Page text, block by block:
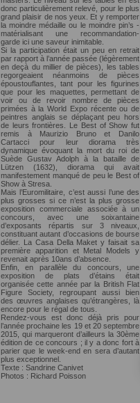
donc particulièrement relevé, pour le plus
grand plaisir de nos yeux. Et y remporter
la moindre médaille ou le moindre pin’s -
matérialisant une recommandation-
garde ici une saveur inimitable.
Si la participation était un peu en retrait
par rapport à l’année passée (légèrement
en deçà du millier de pièces), les tables
regorgeaient néanmoins de pièces
époustouflantes, tant pour les figurines
que pour les maquettes, permettant de
voir ou de revoir nombre de pièces
primées à la World Expo récente ou de
peintres anglais se déplaçant peu hors
de leurs frontières. Le Best of Show fut
remis à Maurizio Bruno et Danilo
Cartacci pour leur diorama très
dynamique évoquant la mort du roi de
Suède Gustav Adolph à la bataille de
Lützen (1632), diorama qui avait
manifestement manqué de peu le Best of
Show à Stresa.
Mais l’Euromilitaire, c’est aussi l’une des
plus grosses si ce n’est la plus grosse
exposition commerciale associée à un
concours, avec une soixantaine
d’exposants répartis sur 3 niveaux,
constituant autant d’occasions de bourse
délier. La Casa Della Maket y faisait sa
première apparition et Metal Models y
revenait après 10ans d’absence.
Enfin, en parallèle du concours, une
exposition de plats d’étains était
organisée cette année par la British Flat
Figure Society, regroupant aussi bien
des œuvres anglaises qu’étrangères, là
encore pour le régal de tous.
Rendez-vous est donc déjà pris pour
l’année prochaine les 19 et 20 septembre
2015, qui marqueront d’ailleurs la 30ème
édition de ce concours ; il y a donc fort à
parier que le week-end en sera d’autant
plus exceptionnel.
Texte : Sandrine Canivet
Photos : Richard Poisson